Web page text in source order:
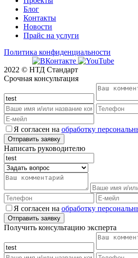
Блог
Контакты
Новости
Прайс на услуги
Политика конфиденциальности
2022 © НТД Стандарт
Срочная консультация
Я согласен на обработку
Написать руководителю
Я согласен на обработку
Получить консультацию эксперта